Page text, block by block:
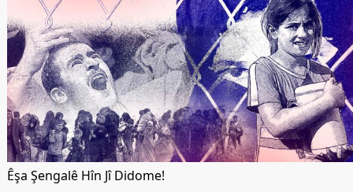
Êşa Şengalê Hîn Jî Didome!